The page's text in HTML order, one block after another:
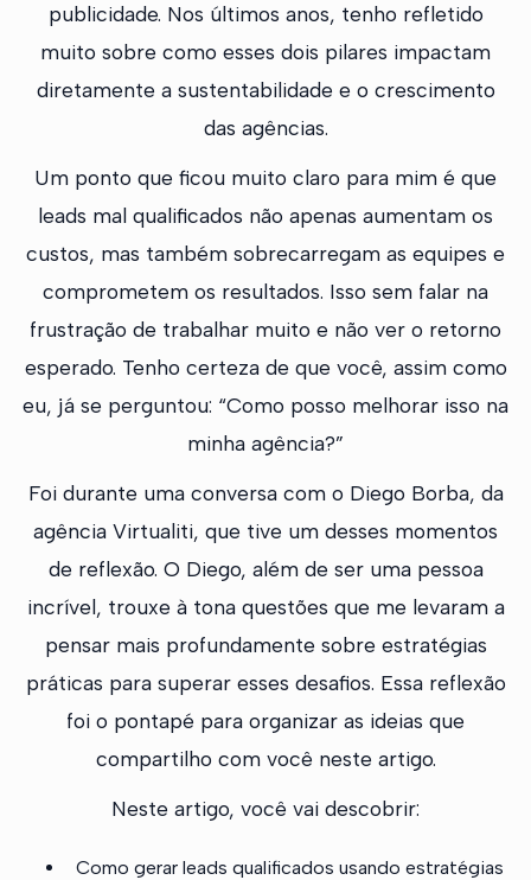
publicidade. Nos últimos anos, tenho refletido
muito sobre como esses dois pilares impactam
diretamente a sustentabilidade e o crescimento
das agências.
Um ponto que ficou muito claro para mim é que
leads mal qualificados não apenas aumentam os
custos, mas também sobrecarregam as equipes e
comprometem os resultados. Isso sem falar na
frustração de trabalhar muito e não ver o retorno
esperado. Tenho certeza de que você, assim como
eu, já se perguntou: “Como posso melhorar isso na
minha agência?”
Foi durante uma conversa com o Diego Borba, da
agência Virtualiti, que tive um desses momentos
de reflexão. O Diego, além de ser uma pessoa
incrível, trouxe à tona questões que me levaram a
pensar mais profundamente sobre estratégias
práticas para superar esses desafios. Essa reflexão
foi o pontapé para organizar as ideias que
compartilho com você neste artigo.
Neste artigo, você vai descobrir:
Como gerar leads qualificados usando estratégias